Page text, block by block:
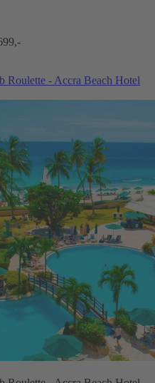
Roulette - Accra Beach Hotel